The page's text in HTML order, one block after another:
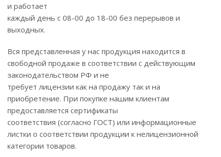
и работает
каждый день с 08-00 до 18-00 без перерывов и
выходных.
Вся представленная у нас продукция находится в
свободной продаже в соответствии с действующим
законодательством РФ и не
требует лицензии как на продажу так и на
приобретение. При покупке нашим клиентам
предоставляется сертификаты
соответствия (согласно ГОСТ) или информационные
листки о соответствии продукции к нелицензионной
категории товаров.